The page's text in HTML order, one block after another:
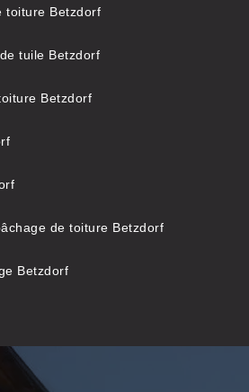
toiture Betzdorf
tuile Betzdorf
Betzdorf
de toiture Betzdorf
Betzdorf